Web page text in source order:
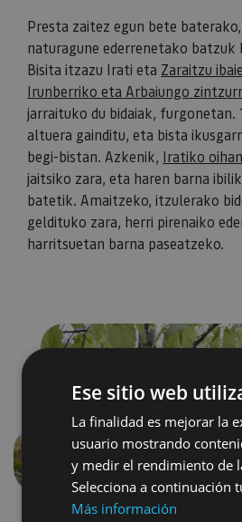
Presta zaitez egun bete
naturagune ederrenetako
Bisita itzazu Irati eta Zaraitzu
Irunberriko eta Arbaiungo
jarraituko du bidaiak, furgonetan.
altuera gainditu, eta bista
begi-bistan. Azkenik, Iratiko
jaitsiko zara, eta haren barna
batetik. Amaitzeko, itzulerako
geldituko zara, herri pirenaiko
harritsuetan barna paseatzeko.
Aurrekoa
Ese sitio web
La finalidad es mejorar la
usuario mostrando
y medir el rendimiento de
Selecciona a continuación
Más información